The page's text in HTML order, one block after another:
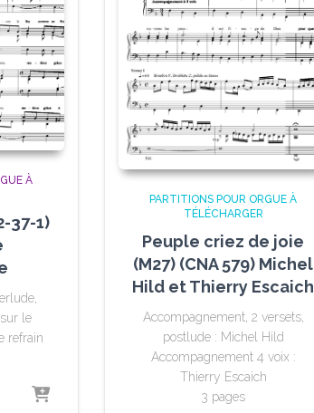
À
37-1)
le
refrain
PARTITIONS POUR ORGUE À
TÉLÉCHARGER
Peuple criez de joie
(M27) (CNA 579) Michel
Hild et Thierry Escaich
Accompagnement, 2 versets,
postlude : Michel Hild
Accompagnement 4 voix :
Thierry Escaich
3 pages